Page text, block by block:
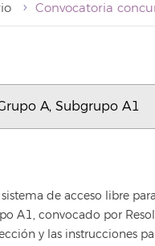
A, Subgrupo A1
de acceso libre
A1, convocado por
y las instrucciones